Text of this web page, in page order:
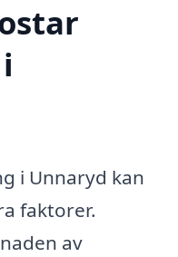
i Unnaryd kan
faktorer.
av